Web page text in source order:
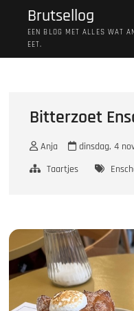
Brutsellog
EEN BLOG MET ALLES WAT
EET.
Bitterzoet
Anja dinsdag, 4
Taartjes